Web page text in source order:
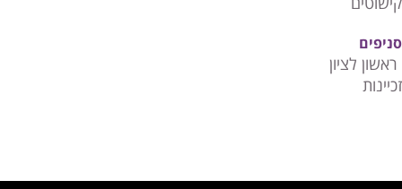
סניפים
ראשון לציון
זכיינות